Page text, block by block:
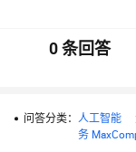
0条回答
问答分类： 人工智能
务